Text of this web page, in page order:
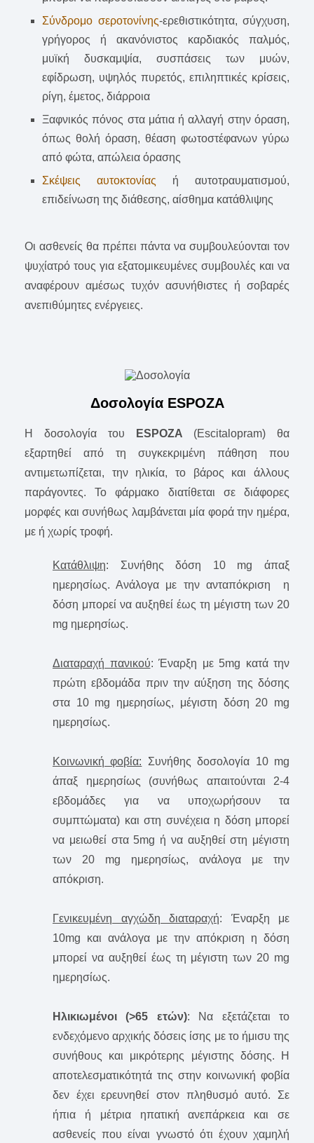
Σύνδρομο σεροτονίνης-ερεθιστικότητα, σύγχυση,
γρήγορος ή ακανόνιστος καρδιακός παλμός,
μυϊκή δυσκαμψία, συσπάσεις των μυών,
εφίδρωση, υψηλός πυρετός, επιληπτικές κρίσεις,
ρίγη, έμετος, διάρροια
Ξαφνικός πόνος στα μάτια ή αλλαγή στην όραση,
όπως θολή όραση, θέαση φωτοστέφανων γύρω
από φώτα, απώλεια όρασης
Σκέψεις αυτοκτονίας ή αυτοτραυματισμού,
επιδείνωση της διάθεσης, αίσθημα κατάθλιψης
Οι ασθενείς θα πρέπει πάντα να συμβουλεύονται τον
ψυχίατρό τους για εξατομικευμένες συμβουλές και να
αναφέρουν αμέσως τυχόν ασυνήθιστες ή σοβαρές
ανεπιθύμητες ενέργειες.
Δοσολογία ESPOZA
Η δοσολογία του ESPOZA (Escitalopram) θα
εξαρτηθεί από τη συγκεκριμένη πάθηση που
αντιμετωπίζεται, την ηλικία, το βάρος και άλλους
παράγοντες. Το φάρμακο διατίθεται σε διάφορες
μορφές και συνήθως λαμβάνεται μία φορά την ημέρα,
με ή χωρίς τροφή.
Κατάθλιψη: Συνήθης δόση 10 mg άπαξ
ημερησίως. Ανάλογα με την ανταπόκριση η
δόση μπορεί να αυξηθεί έως τη μέγιστη των 20
mg ημερησίως.
Διαταραχή πανικού: Έναρξη με 5mg κατά την
πρώτη εβδομάδα πριν την αύξηση της δόσης
στα 10 mg ημερησίως, μέγιστη δόση 20 mg
ημερησίως.
Κοινωνική φοβία: Συνήθης δοσολογία 10 mg
άπαξ ημερησίως (συνήθως απαιτούνται 2-4
εβδομάδες για να υποχωρήσουν τα
συμπτώματα) και στη συνέχεια η δόση μπορεί
να μειωθεί στα 5mg ή να αυξηθεί στη μέγιστη
των 20 mg ημερησίως, ανάλογα με την
απόκριση.
Γενικευμένη αγχώδη διαταραχή: Έναρξη με
10mg και ανάλογα με την απόκριση η δόση
μπορεί να αυξηθεί έως τη μέγιστη των 20 mg
ημερησίως.
Ηλικιωμένοι (>65 ετών): Να εξετάζεται το
ενδεχόμενο αρχικής δόσεις ίσης με το ήμισυ της
συνήθους και μικρότερης μέγιστης δόσης. Η
αποτελεσματικότητά τnς στην κοινωνική φοβία
δεν έχει ερευνηθεί στον πληθυσμό αυτό. Σε
ήπια ή μέτρια ηπατική ανεπάρκεια και σε
ασθενείς που είναι γνωστό ότι έχουν χαμηλή